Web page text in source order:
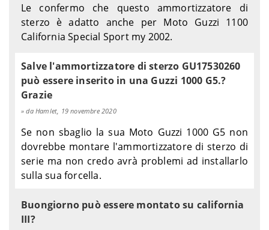
Le confermo che questo ammortizzatore di
sterzo è adatto anche per Moto Guzzi 1100
California Special Sport my 2002.
Salve l'ammortizzatore di sterzo GU17530260
può essere inserito in una Guzzi 1000 G5.?
Grazie
da Hamlet, 19 novembre 2020
Se non sbaglio la sua Moto Guzzi 1000 G5 non
dovrebbe montare l'ammortizzatore di sterzo di
serie ma non credo avrà problemi ad installarlo
sulla sua forcella.
Buongiorno può essere montato su california
III?